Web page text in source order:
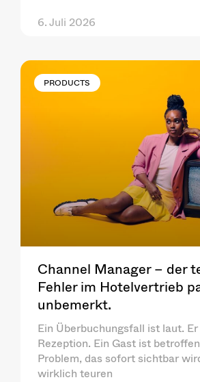
6. Juli 2026
PRODUCTS
Channel Manager – der
Fehler im Hotelvertrieb
unbemerkt.
Ein Überbuchungsfall ist laut.
Rezeption. Ein Gast ist
Problem, das sofort sichtbar
wirklich teuren